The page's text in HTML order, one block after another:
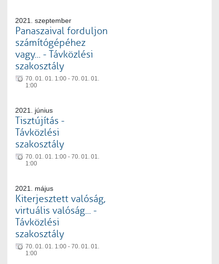
2021. szeptember
Panaszaival forduljon
számítógépéhez
vagy... - Távközlési
szakosztály
70. 01. 01. 1:00 - 70. 01. 01.
1:00
2021. június
Tisztújítás -
Távközlési
szakosztály
70. 01. 01. 1:00 - 70. 01. 01.
1:00
2021. május
Kiterjesztett valóság,
virtuális valóság... -
Távközlési
szakosztály
70. 01. 01. 1:00 - 70. 01. 01.
1:00